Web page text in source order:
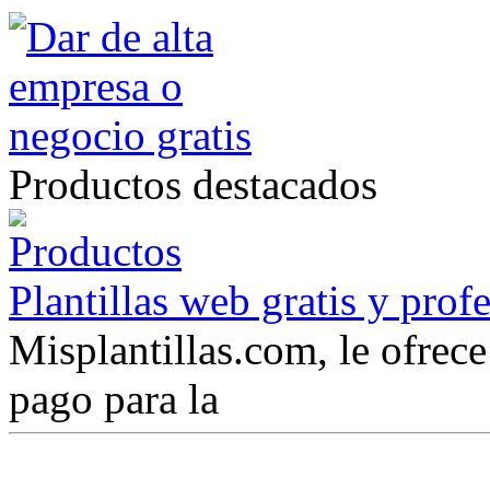
Productos destacados
Plantillas web gratis y
Misplantillas.com, le
pago para la